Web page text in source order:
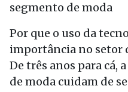
segmento de moda
Por que o uso da
importância no setor
De três anos para cá,
de moda cuidam de